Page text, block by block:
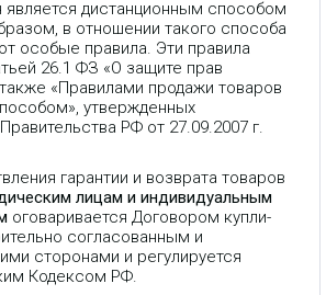
является дистанционным способом
в отношении такого способа
особые правила. Эти правила
26.1 ФЗ «О защите прав
«Правилами продажи товаров
утвержденных
РФ от 27.09.2007 г.
гарантии и возврата товаров
лицам и индивидуальным
оговаривается Договором купли-
согласованным и
сторонами и регулируется
Кодексом РФ.